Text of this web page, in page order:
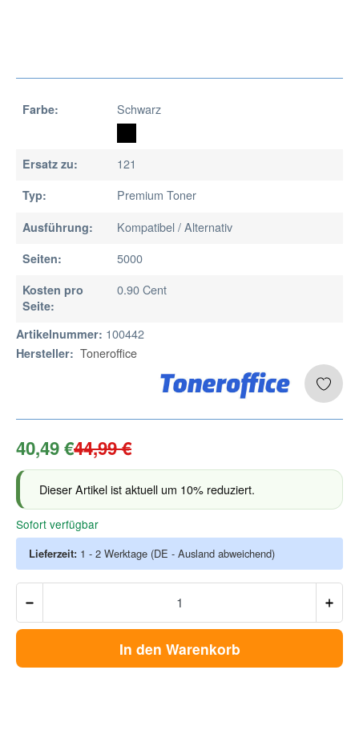
Farbe: Schwarz
Ersatz zu: 121
Typ: Premium Toner
Ausführung: Kompatibel / Alternativ
Seiten: 5000
Kosten pro
Seite:
0.90 Cent
Artikelnummer: 100442
Hersteller: Toneroffice
40,49 €44,99 €
Dieser Artikel ist aktuell um 10% reduziert.
Sofort verfügbar
Lieferzeit: 1 - 2 Werktage (DE - Ausland abweichend)
In den Warenkorb